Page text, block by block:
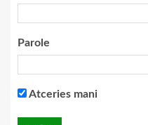
Parole
Atceries mani